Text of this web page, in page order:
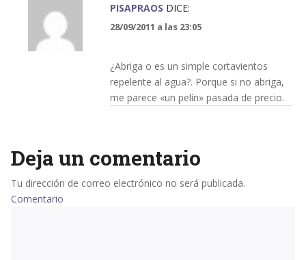
PISAPRAOS DICE:
28/09/2011 a las 23:05
¿Abriga o es un simple cortavientos
repelente al agua?. Porque si no abriga,
me parece «un pelín» pasada de precio.
Deja un comentario
Tu dirección de correo electrónico no será publicada.
Comentario